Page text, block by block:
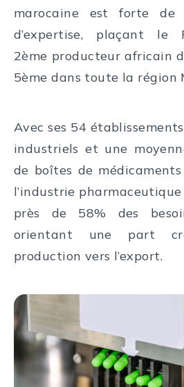
marocaine est forte
d’expertise, plaçant le
2ème producteur africain
5ème dans toute la région
Avec ses 54
industriels et une
de boîtes de
l’industrie
près de 58% des
orientant une part
production vers l’export.